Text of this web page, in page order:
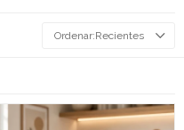
Recientes